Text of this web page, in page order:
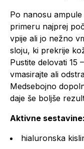
Po nanosu
primeru najprej
vpije ali jo nežno
sloju, ki prekrije
Pustite delovati 15
vmasirajte ali
Medsebojno
daje še boljše
Aktivne sestavine:
hialuronska